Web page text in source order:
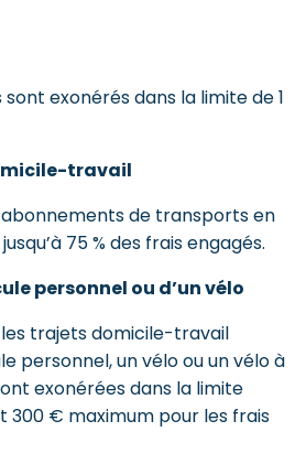
exonérés dans la limite de 1
travail
de transports en
75 % des frais engagés.
personnel ou d’un vélo
les trajets domicile-travail
personnel, un vélo ou un vélo à
exonérées dans la limite
300 € maximum pour les frais